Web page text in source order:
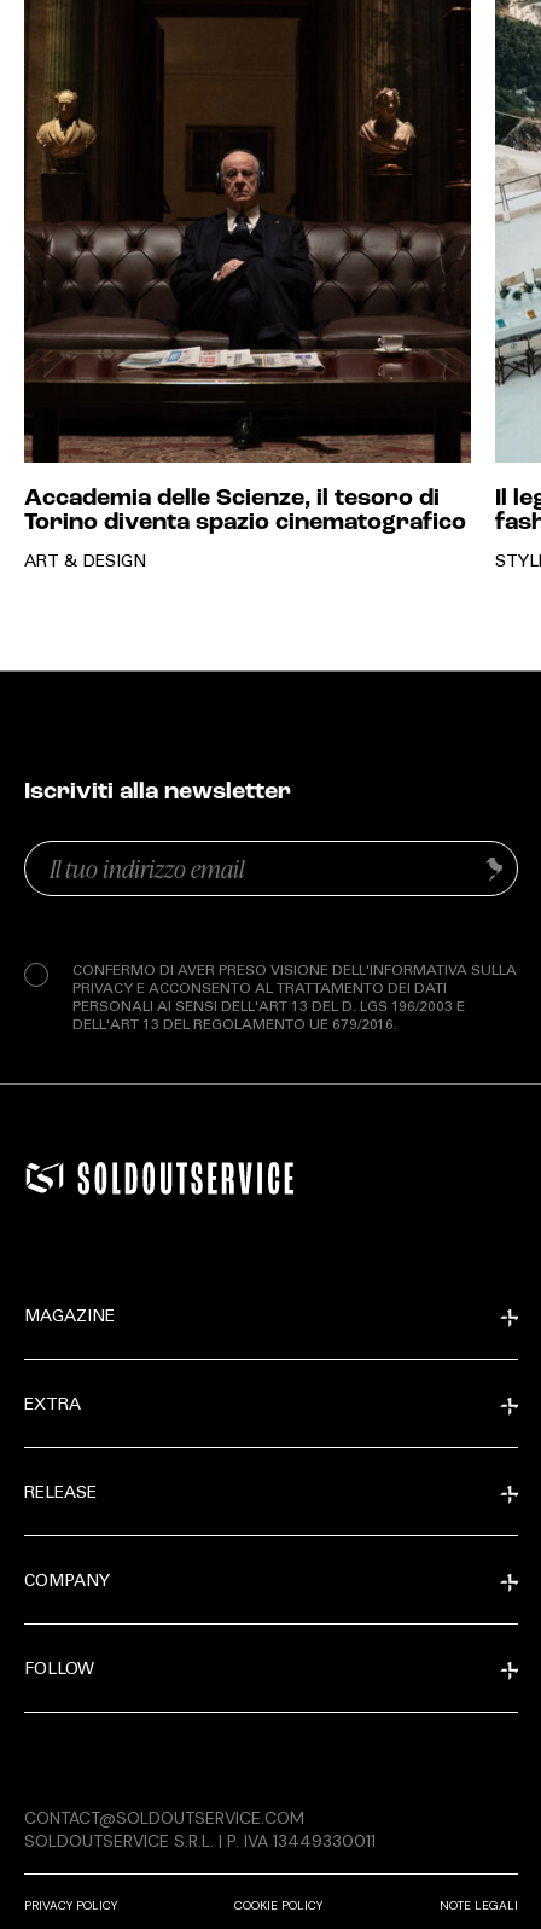
RELEASE
Accademia delle Scienze, il tesoro di
Torino diventa spazio cinematografico
ART & DESIGN
Il
Iscriviti alla newsletter
Email
(Obbligatorio)
CONFERMO DI AVER PRESO VISIONE DELL'INFORMATIVA SULLA
PRIVACY E ACCONSENTO AL TRATTAMENTO DEI DATI
PERSONALI AI SENSI DELL'ART 13 DEL D. LGS 196/2003 E
DELL'ART 13 DEL REGOLAMENTO UE 679/2016.
Invia
MAGAZINE
EXTRA
RELEASE
COMPANY
FOLLOW
PRIVACY POLICY COOKIE POLICY NOTE LEGALI
CONTACT@SOLDOUTSERVICE.COM
SOLDOUTSERVICE S.R.L. | P. IVA 13449330011